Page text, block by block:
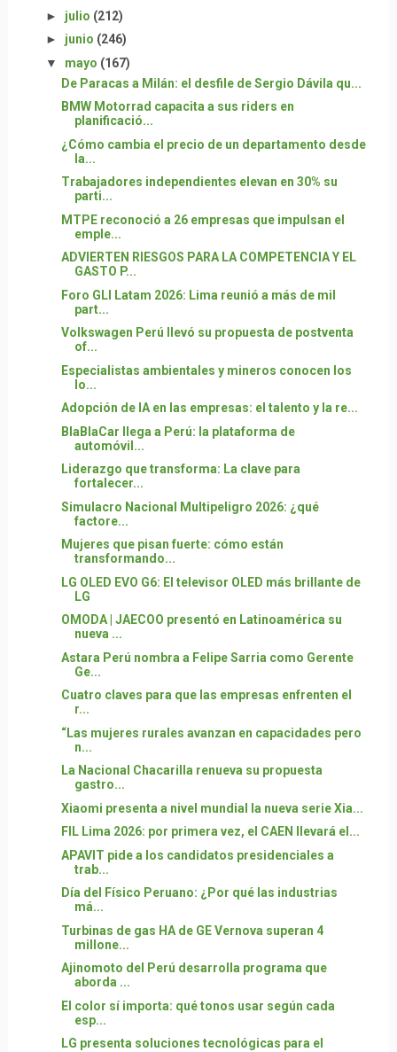
► julio (212)
► junio (246)
▼ mayo (167)
De Paracas a Milán: el desfile de Sergio Dávila qu...
BMW Motorrad capacita a sus riders en
planificació...
¿Cómo cambia el precio de un departamento desde
la...
Trabajadores independientes elevan en 30% su
parti...
MTPE reconoció a 26 empresas que impulsan el
emple...
ADVIERTEN RIESGOS PARA LA COMPETENCIA Y EL
GASTO P...
Foro GLI Latam 2026: Lima reunió a más de mil
part...
Volkswagen Perú llevó su propuesta de postventa
of...
Especialistas ambientales y mineros conocen los
lo...
Adopción de IA en las empresas: el talento y la re...
BlaBlaCar llega a Perú: la plataforma de
automóvil...
Liderazgo que transforma: La clave para
fortalecer...
Simulacro Nacional Multipeligro 2026: ¿qué
factore...
Mujeres que pisan fuerte: cómo están
transformando...
LG OLED EVO G6: El televisor OLED más brillante de
LG
OMODA | JAECOO presentó en Latinoamérica su
nueva ...
Astara Perú nombra a Felipe Sarria como Gerente
Ge...
Cuatro claves para que las empresas enfrenten el
r...
“Las mujeres rurales avanzan en capacidades pero
n...
La Nacional Chacarilla renueva su propuesta
gastro...
Xiaomi presenta a nivel mundial la nueva serie Xia...
FIL Lima 2026: por primera vez, el CAEN llevará el...
APAVIT pide a los candidatos presidenciales a
trab...
Día del Físico Peruano: ¿Por qué las industrias
má...
Turbinas de gas HA de GE Vernova superan 4
millone...
Ajinomoto del Perú desarrolla programa que
aborda ...
El color sí importa: qué tonos usar según cada
esp...
LG presenta soluciones tecnológicas para el